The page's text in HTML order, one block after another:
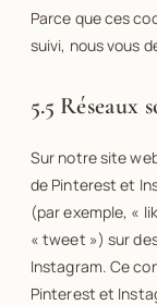
Parce que ces
suivi, nous vous
5.5 Réseaux
Sur notre site
de Pinterest et
(par exemple, «
« tweet ») sur
Instagram. Ce
Pinterest et